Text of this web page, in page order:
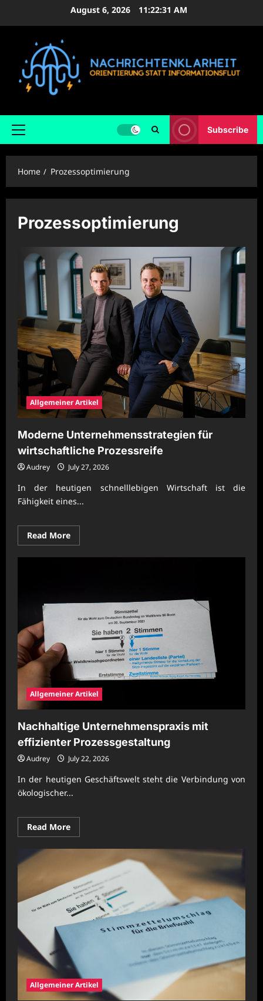
August 6, 2026 11:22:33 AM
Primary
Subscribe
Home Prozessoptimierung
Prozessoptimierung
Allgemeiner Artikel
Moderne Unternehmensstrategien für
wirtschaftliche Prozessreife
Audrey July 27, 2026
In der heutigen schnelllebigen Wirtschaft ist die
Fähigkeit eines...
Read MoreRead
more
Moderne
Allgemeiner Artikel
Nachhaltige Unternehmenspraxis mit
effizienter Prozessgestaltung
Audrey July 22, 2026
In der heutigen Geschäftswelt steht die Verbindung von
ökologischer...
Read MoreRead
more
Nachhaltige
Unternehmenspraxis
effizienter
Prozessgestaltung
Allgemeiner Artikel